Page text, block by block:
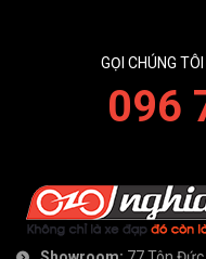
GỌI CHÚNG
096